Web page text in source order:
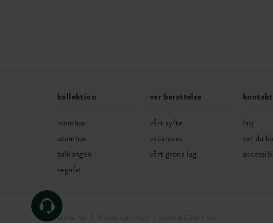
kollektion
inomhus
utomhus
balkongen
regnfat
var berattelse
vårt syfte
vacancies
vårt gröna lag
kontakt
faq
var du
Disclaimer Privacy statement Terms & Conditions